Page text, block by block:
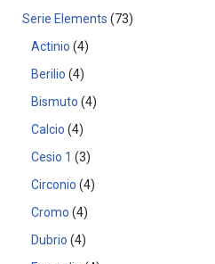
Serie Elements
73
Actinio 4
Berilio 4
Bismuto 4
Calcio 4
Cesio 1
3
Circonio 4
Cromo 4
Dubrio 4